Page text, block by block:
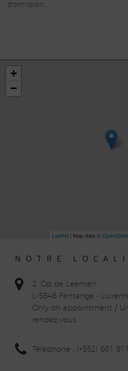
d'omission.
+
−
Leaflet | Map data ©
NOTRE
2, Op de Leemen
L-5846 Fentange -
Only on appointment /
rendez-vous
Téléphone : (+352) 661